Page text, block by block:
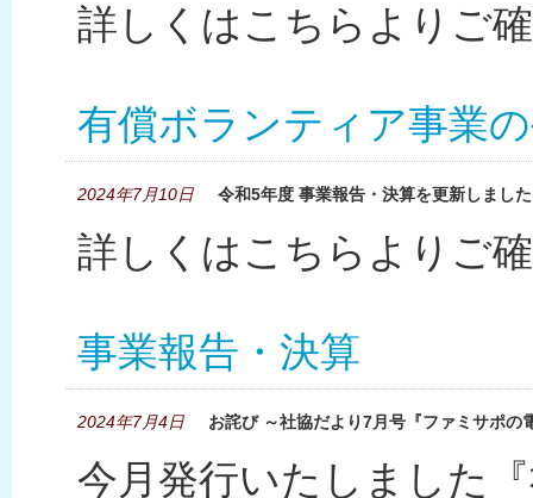
詳しくはこちらよりご
有償ボランティア事業
2024年7月10日 令和5年度 事業報告・決算を更新しました
詳しくはこちらよりご
事業報告・決算
2024年7月4日 お詫び ～社協だより7月号『ファミサポの
今月発行いたしました